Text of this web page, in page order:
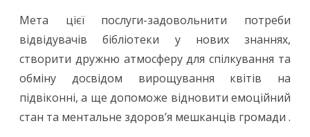
Мета цієї послуги-задовольнити потреби
відвідувачів бібліотеки у нових знаннях,
створити дружню атмосферу для спілкування та
обміну досвідом вирощування квітів на
підвіконні, а ще допоможе відновити емоційний
стан та ментальне здоров’я мешканців громади .